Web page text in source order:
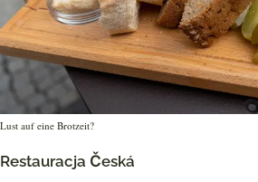
Lust auf eine Brotzeit?
Restauracja Česká